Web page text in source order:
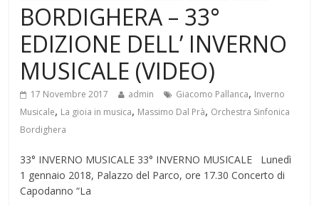
BORDIGHERA – 33°
EDIZIONE DELL’ INVERNO
MUSICALE (VIDEO)
17 Novembre 2017 admin Giacomo Pallanca, Inverno
Musicale, La gioia in musica, Massimo Dal Prà, Orchestra Sinfonica
Bordighera
33° INVERNO MUSICALE 33° INVERNO MUSICALE Lunedì
1 gennaio 2018, Palazzo del Parco, ore 17.30 Concerto di
Capodanno “La